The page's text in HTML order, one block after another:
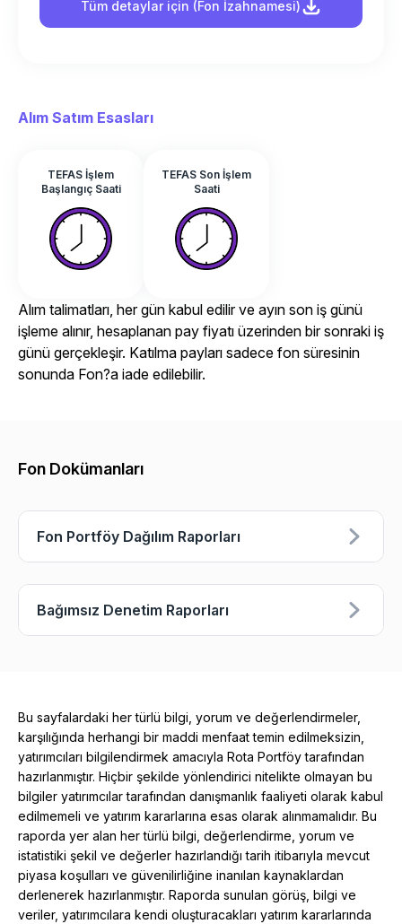
Tüm detaylar için (Fon İzahnamesi)
Alım Satım Esasları
TEFAS İşlem
Başlangıç Saati
TEFAS Son İşlem
Saati
Alım talimatları, her gün kabul edilir ve ayın son iş günü
işleme alınır, hesaplanan pay fiyatı üzerinden bir sonraki iş
günü gerçekleşir. Katılma payları sadece fon süresinin
sonunda Fon?a iade edilebilir.
Fon Dokümanları
Fon Portföy Dağılım Raporları
Bağımsız Denetim Raporları
Bu sayfalardaki her türlü bilgi, yorum ve değerlendirmeler,
karşılığında herhangi bir maddi menfaat temin edilmeksizin,
yatırımcıları bilgilendirmek amacıyla Rota Portföy tarafından
hazırlanmıştır. Hiçbir şekilde yönlendirici nitelikte olmayan bu
bilgiler yatırımcılar tarafından danışmanlık faaliyeti olarak kabul
edilmemeli ve yatırım kararlarına esas olarak alınmamalıdır. Bu
raporda yer alan her türlü bilgi, değerlendirme, yorum ve
istatistiki şekil ve değerler hazırlandığı tarih itibarıyla mevcut
piyasa koşulları ve güvenilirliğine inanılan kaynaklardan
derlenerek hazırlanmıştır. Raporda sunulan görüş, bilgi ve
veriler, yatırımcılara kendi oluşturacakları yatırım kararlarında